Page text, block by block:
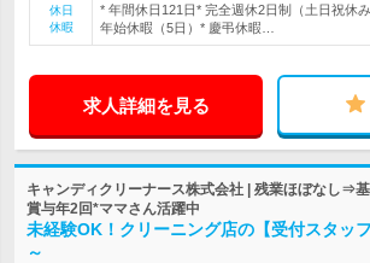
休日
休暇
* 年間休日121日* 完全週休2日制（土日祝休
年始休暇（5日）* 慶弔休暇…
求人詳細を見る
キャンディクリーナース株式会社 | 残業ほぼなし⇒
賞与年2回*ママさん活躍中
未経験OK！クリーニング店の【受付スタッ
～